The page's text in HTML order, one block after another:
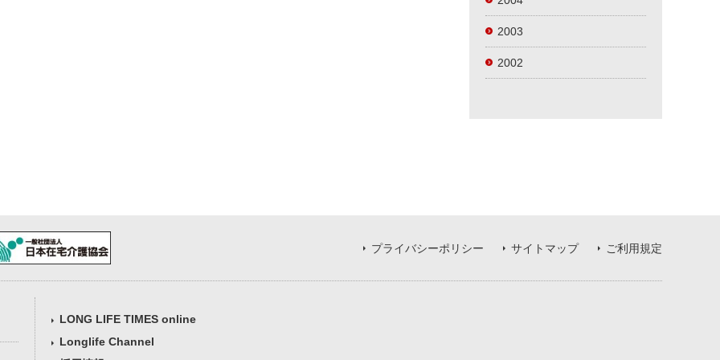
2003
2002
プライバシーポリシー サイトマップ ご利用規定
LONG LIFE TIMES online
Longlife Channel